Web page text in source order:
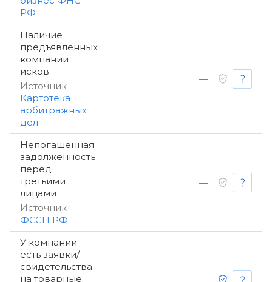
РФ
Наличие
предъявленных
компании
исков
Источник
Картотека
арбитражных
дел
—
Непогашенная
задолженность
перед
третьими
лицами
Источник
ФССП РФ
—
У компании
есть заявки/
свидетельства
на товарные